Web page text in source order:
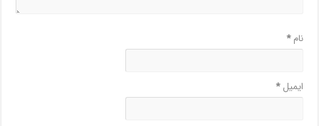
نام*
ایمیل*